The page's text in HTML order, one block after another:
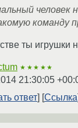
человек
команду
ты игрушки
★★★★★
21:30:05
ответ
Ссылка